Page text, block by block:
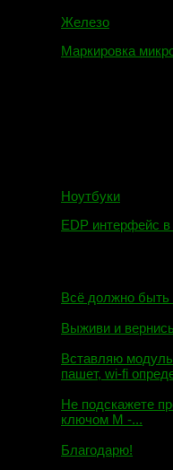
Железо
Маркировка
Ноутбуки
EDP интерфейс
Всё должно быть
Выживи и
Вставляю
пашет, wi-fi
Не подскажете
ключом М -...
Благодарю!